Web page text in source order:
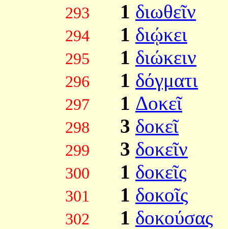
293 1 διωθεῖν
294 1 διῴκει
295 1 διώκειν
296 1 δόγματι
297 1 Δοκεῖ
298 3 δοκεῖ
299 3 δοκεῖν
300 1 δοκεῖς
301 1 δοκοῖς
302 1 δοκούσας